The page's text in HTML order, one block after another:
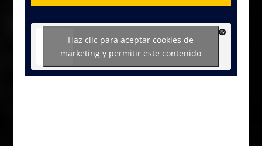
Haz clic para aceptar cookies de
marketing y permitir este contenido